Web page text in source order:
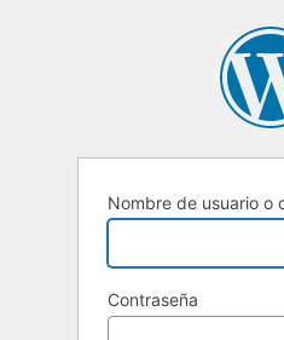
Nombre de usuario o
Contraseña